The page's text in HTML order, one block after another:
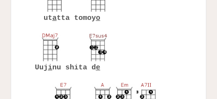
utatta tomoyo
Uujinu shita de